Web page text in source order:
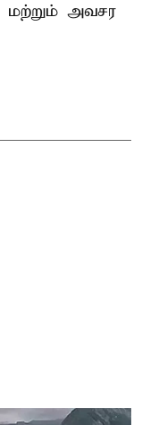
மற்றும் அவசர